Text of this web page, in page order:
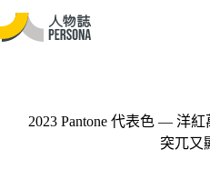
2023 Pantone 代表色 — 洋
突兀又